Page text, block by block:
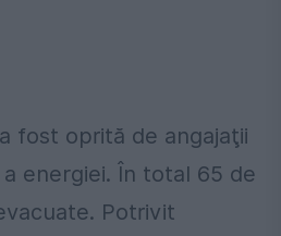
fost oprită de angajaţii
energiei. În total 65 de
Potrivit